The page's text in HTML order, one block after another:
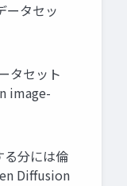
ータセッ
タセット
image-
分には倫
Diffusion